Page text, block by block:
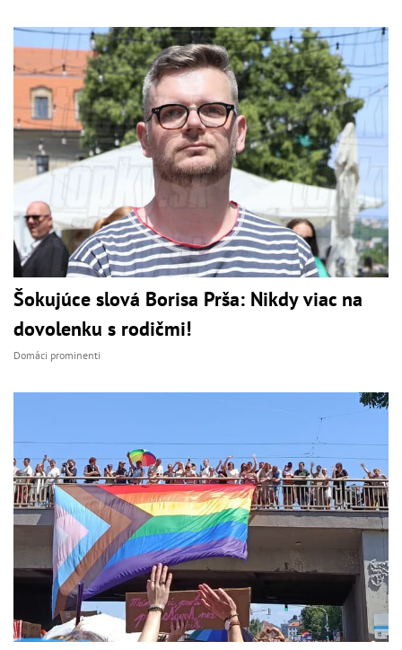
Šokujúce slová Borisa Prša: Nikdy viac na
dovolenku s rodičmi!
Domáci prominenti